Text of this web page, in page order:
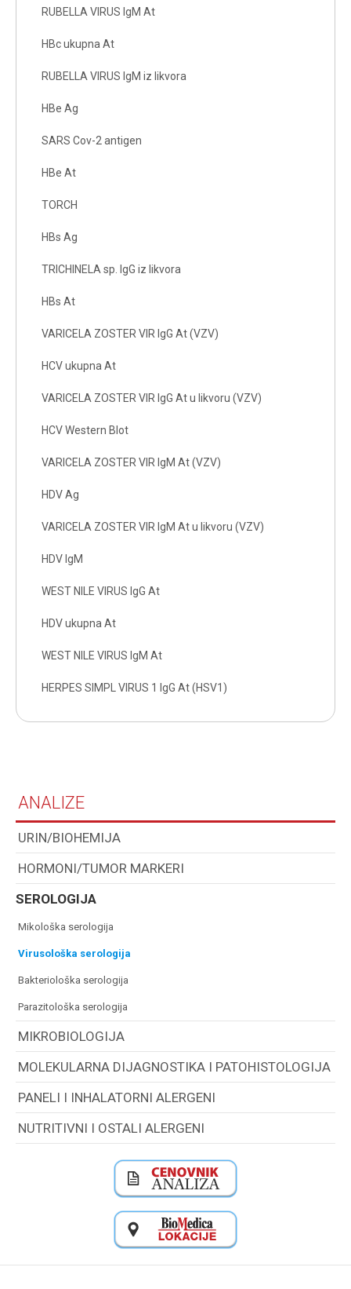
RUBELLA VIRUS IgM At
HBc ukupna At
RUBELLA VIRUS IgM iz likvora
HBe Ag
SARS Cov-2 antigen
HBe At
TORCH
HBs Ag
TRICHINELA sp. IgG iz likvora
HBs At
VARICELA ZOSTER VIR IgG At (VZV)
HCV ukupna At
VARICELA ZOSTER VIR IgG At u likvoru (VZV)
HCV Western Blot
VARICELA ZOSTER VIR IgM At (VZV)
HDV Ag
VARICELA ZOSTER VIR IgM At u likvoru (VZV)
HDV IgM
WEST NILE VIRUS IgG At
HDV ukupna At
WEST NILE VIRUS IgM At
HERPES SIMPL VIRUS 1 IgG At (HSV1)
ANALIZE
URIN/BIOHEMIJA
HORMONI/TUMOR MARKERI
SEROLOGIJA
mikološka serologija
virusološka serologija
bakteriološka serologija
parazitološka serologija
MIKROBIOLOGIJA
MOLEKULARNA DIJAGNOSTIKA I PATOHISTOLOGIJA
PANELI I INHALATORNI ALERGENI
NUTRITIVNI I OSTALI ALERGENI